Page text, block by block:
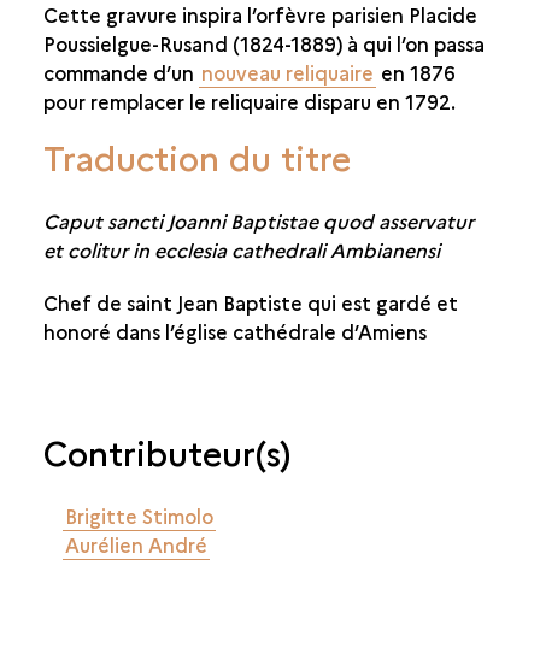
Cette gravure inspira l’orfèvre parisien Placide
Poussielgue-Rusand (1824-1889) à qui l’on passa
commande d’un nouveau reliquaire en 1876
pour remplacer le reliquaire disparu en 1792.
Traduction du titre
Caput sancti Joanni Baptistae quod asservatur
et colitur in ecclesia cathedrali Ambianensi
Chef de saint Jean Baptiste qui est gardé et
honoré dans l’église cathédrale d’Amiens
Contributeur(s)
Brigitte Stimolo
Aurélien André